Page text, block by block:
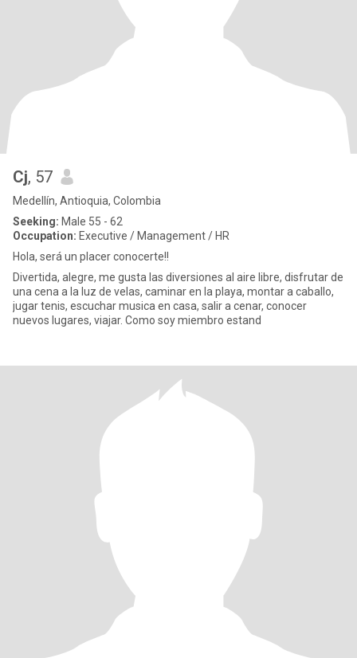
Cj, 57
Medellín, Antioquia, Colombia
Seeking: Male 55 - 62
Occupation: Executive / Management / HR
Hola, será un placer conocerte!!
Divertida, alegre, me gusta las diversiones al aire libre, disfrutar de
una cena a la luz de velas, caminar en la playa, montar a caballo,
jugar tenis, escuchar musica en casa, salir a cenar, conocer
nuevos lugares, viajar. Como soy miembro estand